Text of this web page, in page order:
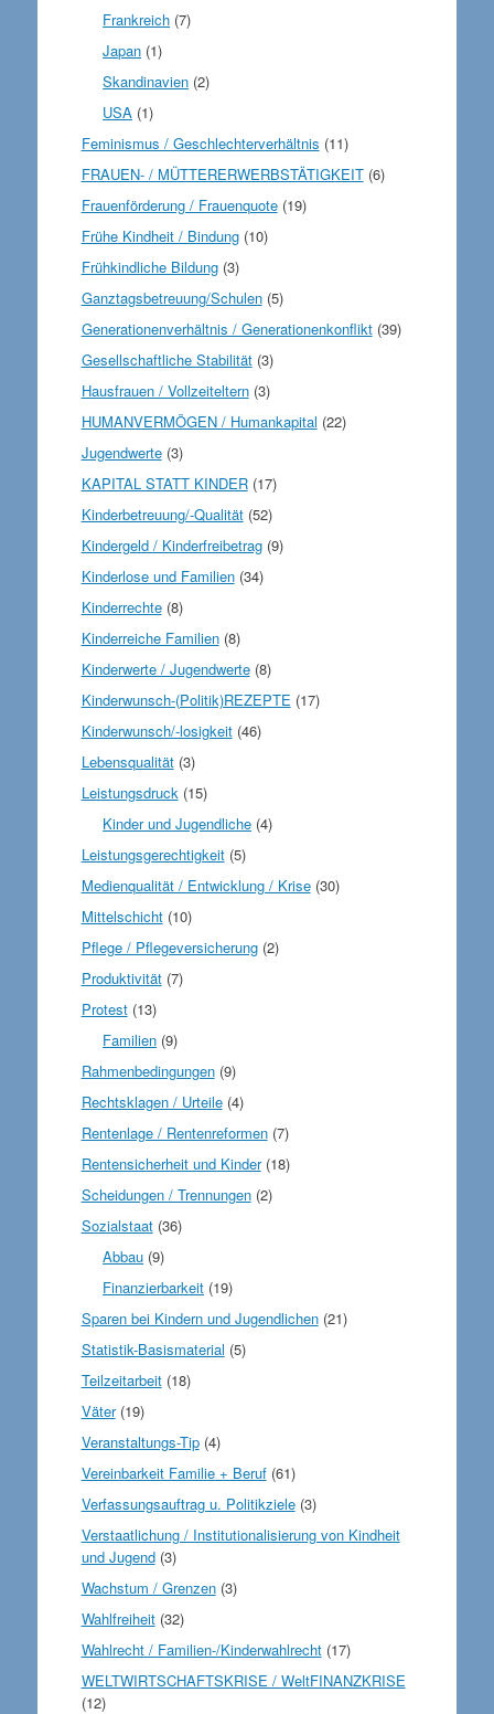
Frankreich (7)
Japan (1)
Skandinavien (2)
USA (1)
Feminismus / Geschlechterverhältnis (11)
FRAUEN- / MÜTTERERWERBSTÄTIGKEIT(6)
Frauenförderung / Frauenquote(19)
Frühe Kindheit / Bindung(10)
Frühkindliche Bildung(3)
Ganztagsbetreuung/Schulen(5)
Generationenverhältnis / Generationenkonflikt(39)
Gesellschaftliche Stabilität(3)
Hausfrauen / Vollzeiteltern(3)
HUMANVERMÖGEN / Humankapital (22)
Jugendwerte(3)
KAPITAL STATT KINDER(17)
Kinderbetreuung/-Qualität(52)
Kindergeld / Kinderfreibetrag(9)
Kinderlose und Familien(34)
Kinderrechte(8)
Kinderreiche Familien(8)
Kinderwerte / Jugendwerte(8)
Kinderwunsch-(Politik)REZEPTE (17)
Kinderwunsch/-losigkeit(46)
Lebensqualität(3)
Leistungsdruck(15)
Kinder und Jugendliche (4)
Leistungsgerechtigkeit(5)
Medienqualität / Entwicklung / Krise(30)
Mittelschicht(10)
Pflege / Pflegeversicherung(2)
Produktivität(7)
Protest(13)
Familien (9)
Rahmenbedingungen(9)
Rechtsklagen / Urteile(4)
Rentenlage / Rentenreformen(7)
Rentensicherheit und Kinder(18)
Scheidungen / Trennungen(2)
Sozialstaat(36)
Abbau (9)
Finanzierbarkeit (19)
Sparen bei Kindern und Jugendlichen(21)
Statistik-Basismaterial (5)
Teilzeitarbeit(18)
Väter(19)
Veranstaltungs-Tip(4)
Vereinbarkeit Familie + Beruf(61)
Verfassungsauftrag u. Politikziele(3)
Verstaatlichung / Institutionalisierung von Kindheit
und Jugend(3)
Wachstum / Grenzen(3)
Wahlfreiheit(32)
Wahlrecht / Familien-/Kinderwahlrecht(17)
WELTWIRTSCHAFTSKRISE / WeltFINANZKRISE
(12)